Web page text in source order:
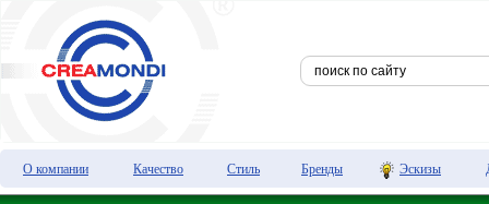
О компании Качество Стиль Бренды Эскизы